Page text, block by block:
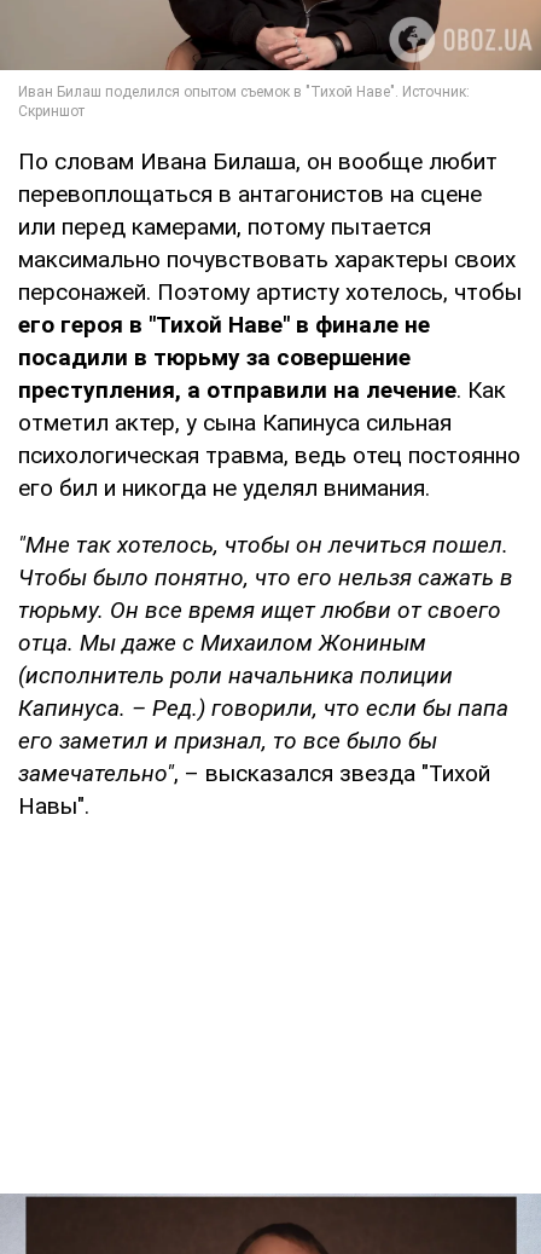
По словам Ивана Билаша, он вообще любит
перевоплощаться в антагонистов на сцене
или перед камерами, потому пытается
максимально почувствовать характеры своих
персонажей. Поэтому артисту хотелось, чтобы
его героя в "Тихой Наве" в финале не
посадили в тюрьму за совершение
преступления, а отправили на лечение. Как
отметил актер, у сына Капинуса сильная
психологическая травма, ведь отец постоянно
его бил и никогда не уделял внимания.
"Мне так хотелось, чтобы он лечиться пошел.
Чтобы было понятно, что его нельзя сажать в
тюрьму. Он все время ищет любви от своего
отца. Мы даже с Михаилом Жониным
(исполнитель роли начальника полиции
Капинуса. – Ред.) говорили, что если бы папа
его заметил и признал, то все было бы
замечательно", – высказался звезда "Тихой
Навы".